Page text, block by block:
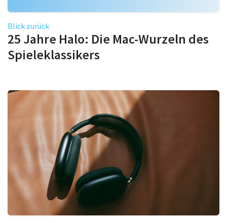
Blick zurück
25 Jahre Halo: Die Mac-Wurzeln des
Spieleklassikers